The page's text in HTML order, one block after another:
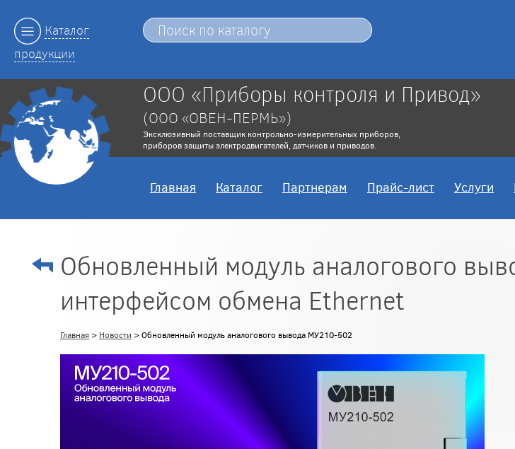
Каталог
продукции
ООО «Приборы контроля и Привод»
(ООО «ОВЕН-ПЕРМЬ»)
Эксклюзивный поставщик контрольно-измерительных приборов,
приборов защиты электродвигателей, датчиков и приводов.
Главная Каталог Партнерам Прайс-лист Услуги
Обновленный модуль аналогового
интерфейсом обмена Ethernet
Главная > Новости > Обновленный модуль аналогового вывода МУ210-502